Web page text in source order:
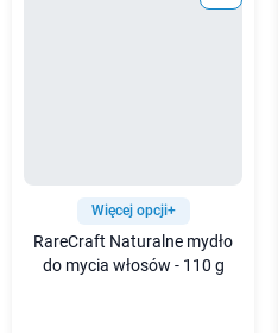
Więcej opcji+
RareCraft Naturalne mydło
do mycia włosów - 110 g